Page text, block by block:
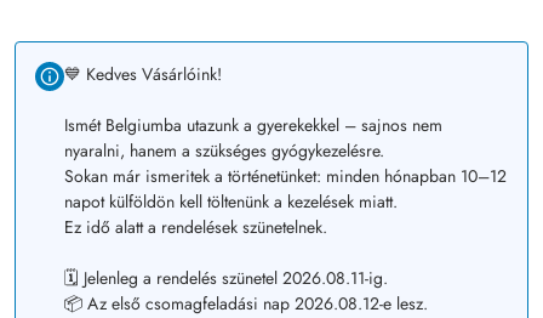
💙 Kedves Vásárlóink!
Ismét Belgiumba utazunk a gyerekekkel – sajnos nem
nyaralni, hanem a szükséges gyógykezelésre.
Sokan már ismeritek a történetünket: minden hónapban 10–12
napot külföldön kell töltenünk a kezelések miatt.
Ez idő alatt a rendelések szünetelnek.
🗓️ Jelenleg a rendelés szünetel 2026.08.11-ig.
📦 Az első csomagfeladási nap 2026.08.12-e lesz.